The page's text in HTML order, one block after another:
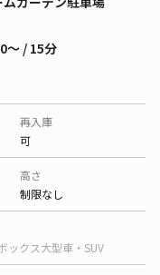
〜 / 15分
再入庫
可
高さ
制限なし
ックス大型車・SUV